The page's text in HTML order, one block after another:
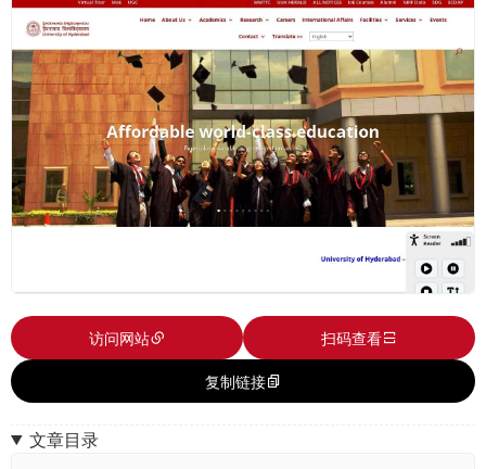
访问网站
扫码查看
复制链接
文章目录